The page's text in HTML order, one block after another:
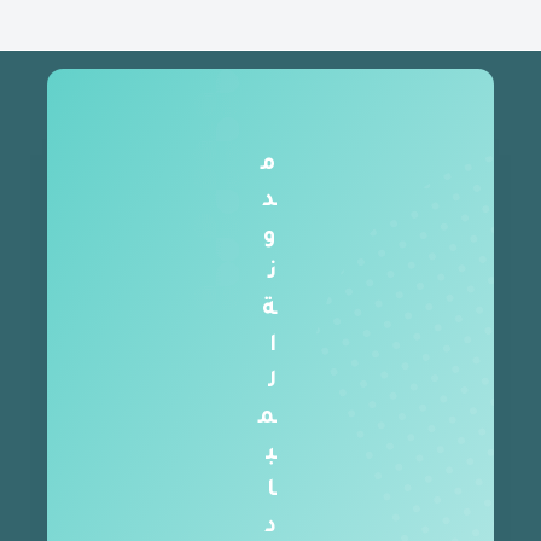
م
د
و
ن
ة
ا
ل
م
ب
ا
د